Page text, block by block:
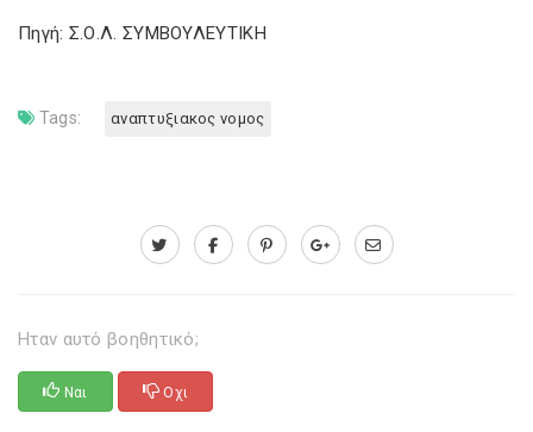
Πηγή: Σ.Ο.Λ. ΣΥΜΒΟΥΛΕΥΤΙΚΗ
Tags: αναπτυξιακος νομος
Ηταν αυτό βοηθητικό;
Ναι Οχι